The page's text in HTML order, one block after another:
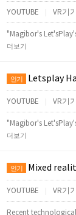
YOUTUBE | VR기기
"Magibor's
더보기
인기 Letsplay
YOUTUBE | VR기기
"Magibor's
더보기
인기 Mixed
YOUTUBE | VR기기
Recent